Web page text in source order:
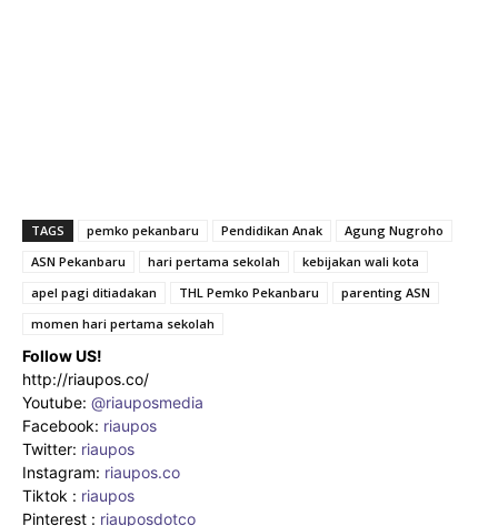
TAGS pemko pekanbaru Pendidikan Anak
Agung Nugroho
ASN Pekanbaru
hari pertama sekolah
kebijakan wali kota
apel pagi ditiadakan
THL Pemko Pekanbaru
parenting ASN
momen hari pertama sekolah
Follow US!
http://riaupos.co/
Youtube: @riauposmedia
Facebook: riaupos
Twitter: riaupos
Instagram: riaupos.co
Tiktok : riaupos
Pinterest : riauposdotco